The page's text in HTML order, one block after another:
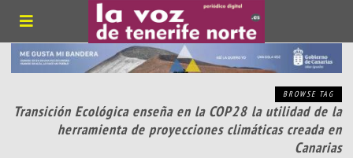
BROWSE TAG
Transición Ecológica enseña en la COP28 la utilidad de la
herramienta de proyecciones climáticas creada en
Canarias